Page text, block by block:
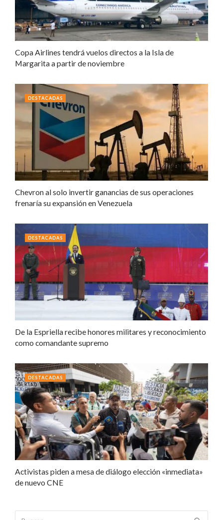
Copa Airlines tendrá vuelos directos a la Isla de
Margarita a partir de noviembre
Chevron al solo invertir ganancias de sus operaciones
frenaría su expansión en Venezuela
DESTACADAS
De la Espriella recibe honores militares y reconocimiento
como comandante supremo
DESTACADAS
Activistas piden a mesa de diálogo elección «inmediata»
de nuevo CNE
DESTACADAS